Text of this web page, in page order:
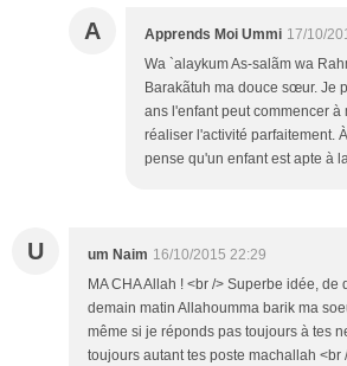
A Apprends Moi Ummi 17/10/
Wa `alaykum As-salãm wa
Barakãtuh ma douce sœur. Je
ans l'enfant peut commencer
réaliser l'activité parfaitement.
pense qu'un enfant est apte à
U um Naim 16/10/2015 22:29
MA CHA Allah ! <br /> Superbe idée, de
demain matin Allahoumma barik ma
même si je réponds pas toujours à tes
toujours autant tes poste machallah <br